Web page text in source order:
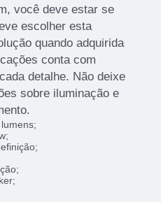
você deve estar se
escolher esta
quando adquirida
conta com
detalhe. Não deixe
sobre iluminação e